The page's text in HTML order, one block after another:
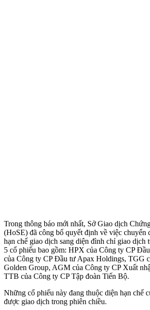
Trong thông báo mới nhất, Sở Giao dịch
(HoSE) đã công bố quyết định về việc chuyển
hạn chế giao dịch sang diện đình chỉ giao dịch
5 cổ phiếu bao gồm: HPX của Công ty CP
của Công ty CP Đầu tư Apax Holdings, TGG
Golden Group, AGM của Công ty CP Xuất
TTB của Công ty CP Tập đoàn Tiến Bộ.
Những cổ phiếu này đang thuộc diện hạn chế
được giao dịch trong phiên chiều.